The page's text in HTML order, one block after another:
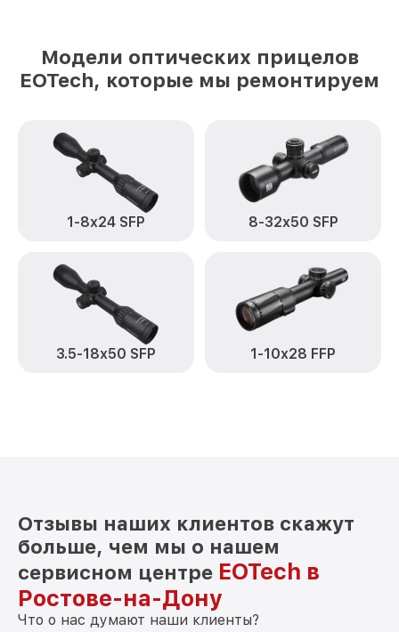
Модели оптических прицелов
EOTech, которые мы ремонтируем
1-8x24 SFP 8-32x50 SFP
3.5-18x50 SFP 1-10x28 FFP
Отзывы наших клиентов скажут
больше, чем мы о нашем
сервисном центре EOTech в
Ростове-на-Дону
Что о нас думают наши клиенты?